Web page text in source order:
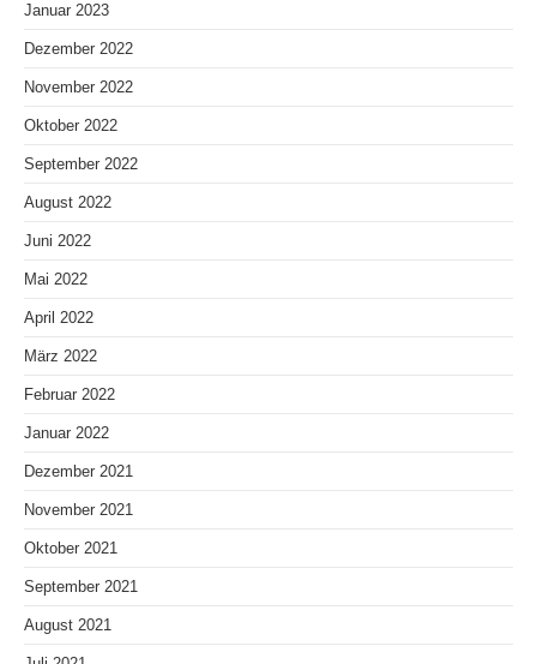
Januar 2023
Dezember 2022
November 2022
Oktober 2022
September 2022
August 2022
Juni 2022
Mai 2022
April 2022
März 2022
Februar 2022
Januar 2022
Dezember 2021
November 2021
Oktober 2021
September 2021
August 2021